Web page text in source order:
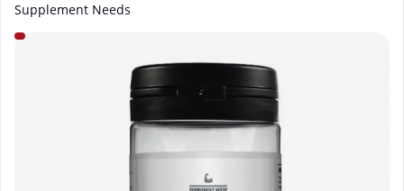
Supplement Needs
Produktbilder Supplement Needs Advanced Vitamin B